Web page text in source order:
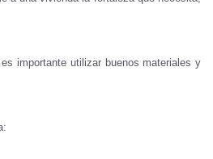
importante utilizar buenos materiales y